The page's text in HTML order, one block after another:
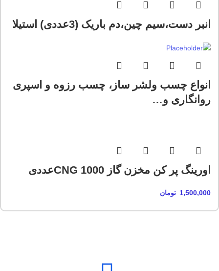
انبر دست،سیم چین،دم باریک (3عددی) استیلا
انواع چسب ولشر ساز، چسب رزوه و اسپری
روانگاری و…
اورینگ پر کن مخزن گاز CNG 1000عددی
1,500,000 تومان